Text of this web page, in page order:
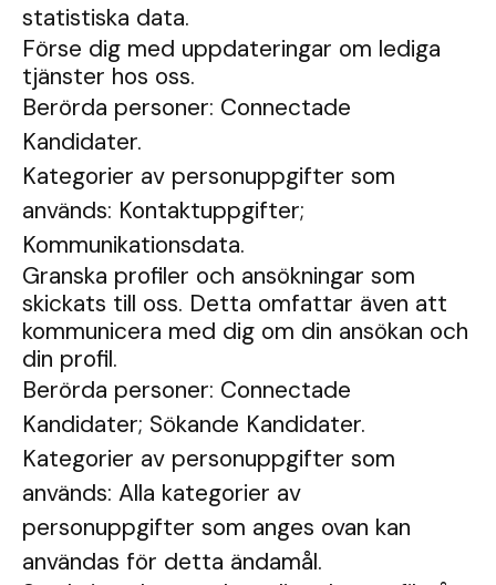
statistiska data.
Förse dig med uppdateringar om lediga
tjänster hos oss.
Berörda personer: Connectade
Kandidater.
Kategorier av personuppgifter som
används: Kontaktuppgifter;
Kommunikationsdata.
Granska profiler och ansökningar som
skickats till oss. Detta omfattar även att
kommunicera med dig om din ansökan och
din profil.
Berörda personer: Connectade
Kandidater; Sökande Kandidater.
Kategorier av personuppgifter som
används: Alla kategorier av
personuppgifter som anges ovan kan
användas för detta ändamål.